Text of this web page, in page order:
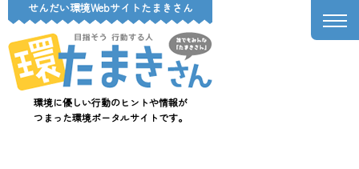
せんだい環境Webサイトたまきさん
環境に優しい行動のヒントや情報が
つまった環境ポータルサイトです。